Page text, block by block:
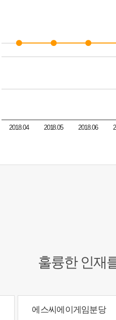
2018.04 2018.05 2018.06
훌륭한 인재
에스씨에이게임분당